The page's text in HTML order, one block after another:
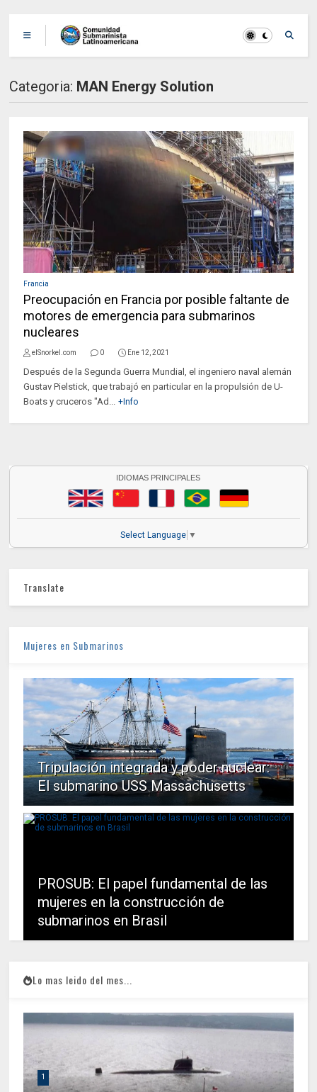
Categoria: MAN Energy Solution
Francia
Preocupación en Francia por posible faltante de
motores de emergencia para submarinos
nucleares
elSnorkel.com 0 Ene 12, 2021
Después de la Segunda Guerra Mundial, el ingeniero naval alemán
Gustav Pielstick, que trabajó en particular en la propulsión de U-
Boats y cruceros "Ad... +Info
IDIOMAS PRINCIPALES
Select Language ▼
Translate
Mujeres en Submarinos
Tripulación integrada y poder nuclear:
El submarino USS Massachusetts
PROSUB: El papel fundamental de las
mujeres en la construcción de
submarinos en Brasil
Lo mas leido del mes...
1